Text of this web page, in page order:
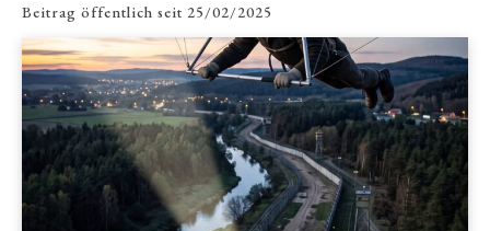
Beitrag öffentlich seit 25/02/2025